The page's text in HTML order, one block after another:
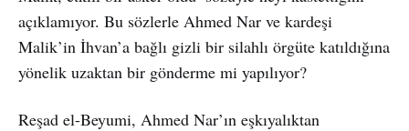
açıklamıyor. Bu sözlerle Ahmed Nar ve kardeşi
Malik’in İhvan’a bağlı gizli bir silahlı örgüte katıldığına
yönelik uzaktan bir gönderme mi yapılıyor?
Reşad el-Beyumi, Ahmed Nar’ın eşkıyalıktan